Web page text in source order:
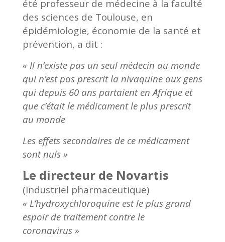
été professeur de médecine à la faculté
des sciences de Toulouse, en
épidémiologie, économie de la santé et
prévention, a dit :
« Il n’existe pas un seul médecin au monde
qui n’est pas prescrit la nivaquine aux gens
qui depuis 60 ans partaient en Afrique et
que c’était le médicament le plus prescrit
au monde
Les effets secondaires de ce médicament
sont nuls »
Le directeur de Novartis
(Industriel pharmaceutique)
« L’hydroxychloroquine est le plus grand
espoir de traitement contre le
coronavirus »